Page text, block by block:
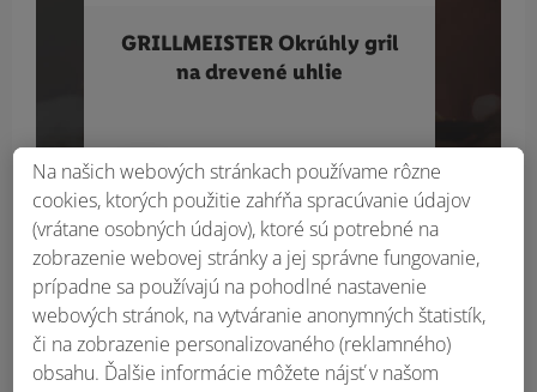
GRILLMEISTER Okrúhly gril
na drevené uhlie
11.99€
Na našich webových stránkach používame rôzne
cookies, ktorých použitie zahŕňa spracúvanie údajov
(vrátane osobných údajov), ktoré sú potrebné na
zobrazenie webovej stránky a jej správne fungovanie,
prípadne sa používajú na pohodlné nastavenie
webových stránok, na vytváranie anonymných štatistík,
či na zobrazenie personalizovaného (reklamného)
obsahu. Ďalšie informácie môžete nájsť v našom